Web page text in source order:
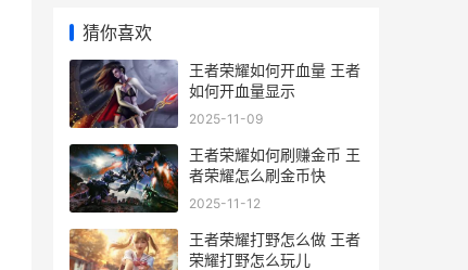
猜你喜欢
王者荣耀如何开血量 王者
如何开血量显示
2025-11-09
王者荣耀如何刷赚金币 王
者荣耀怎么刷金币快
2025-11-12
王者荣耀打野怎么做 王者
荣耀打野怎么玩儿